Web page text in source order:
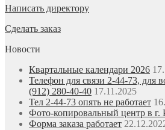
Написать директору
Сделать заказ
Новости
Квартальные календари 2026
Телефон для связи 2-44-73, для
(912) 280-40-40 17.11.2025
Тел 2-44-73 опять не работает
Фото-копировальный центр в г.
Форма заказа работает